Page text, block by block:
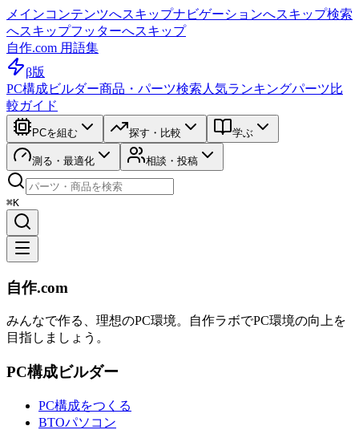
メインコンテンツへスキップナビゲーションへスキップ検索
へスキップフッターへスキップ
自作.com 用語集
β版
PC構成ビルダー商品・パーツ検索 人気ランキングパーツ比
較ガイド
PCを組む 探す・比較 学ぶ
測る・最適化 相談・投稿
⌘K
自作.com
みんなで作る、理想のPC環境。 自作ラボでPC環境の向上を
目指しましょう。
PC構成ビルダー
PC構成をつくる
BTOパソコン